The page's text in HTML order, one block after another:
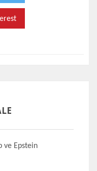
ve Epstein